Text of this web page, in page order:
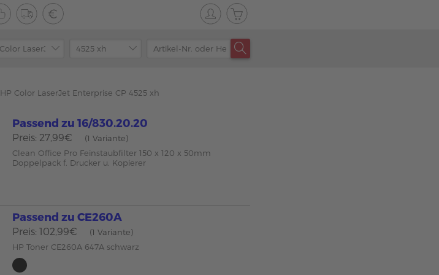
HP Color LaserJet Enterprise CP 4525 xh
Passend zu 16/830.20.20
Preis: 27,99€
(1 Variante)
Clean Office Pro Feinstaubfilter 150 x 120 x 50mm
Doppelpack f. Drucker u. Kopierer
Passend zu CE260A
Preis: 102,99€
(1 Variante)
HP Toner CE260A 647A schwarz